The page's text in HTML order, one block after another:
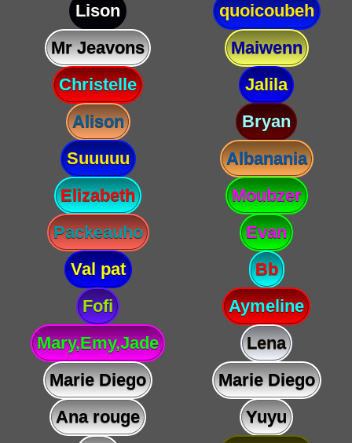
Lison
quoicoubeh
Mr Jeavons
Maiwenn
Christelle
Jalila
Alison
Bryan
Suuuuu
Albanania
Elizabeth
Moubzer
Packeauho
Evan
Val pat
Bb
Fofi
Aymeline
Mary,Emy,Jade
Lena
Marie Diego
Marie Diego
Ana rouge
Yuyu